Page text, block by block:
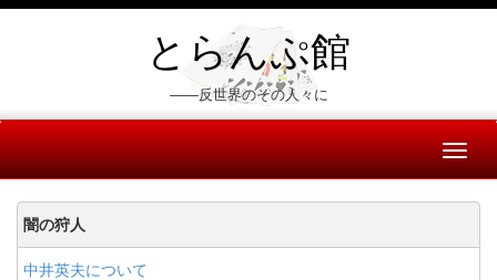
とらんぷ館
――反世界のその人々に
闇の狩人
中井英夫について